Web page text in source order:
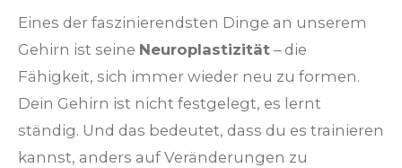
Eines der faszinierendsten Dinge an unserem
Gehirn ist seine Neuroplastizität – die
Fähigkeit, sich immer wieder neu zu formen.
Dein Gehirn ist nicht festgelegt, es lernt
ständig. Und das bedeutet, dass du es trainieren
kannst, anders auf Veränderungen zu